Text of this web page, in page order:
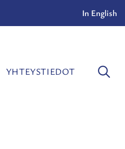
In English
YHTEYSTIEDOT